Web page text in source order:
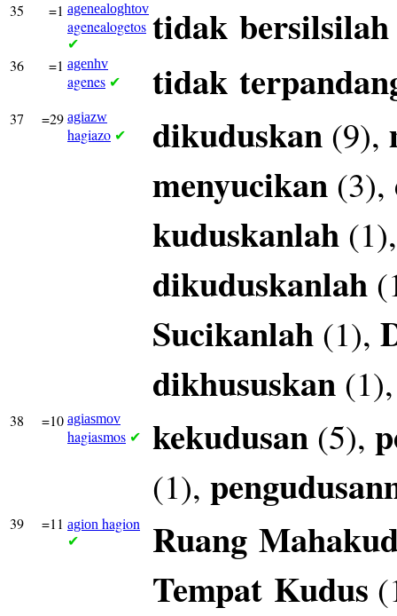
35 =1 agenealoghtov
agenealogetos
✔ tidak bersilsilah
36 =1 agenhv
agenes ✔ tidak
37 =29 agiazw
hagiazo ✔ dikuduskan (9),
menyucikan (3),
kuduskanlah
dikuduskanlah
Sucikanlah (1),
dikhususkan
38 =10 agiasmov
hagiasmos ✔ kekudusan (5),
(1),
39 =11 agion hagion
✔ Ruang
Tempat Kudus